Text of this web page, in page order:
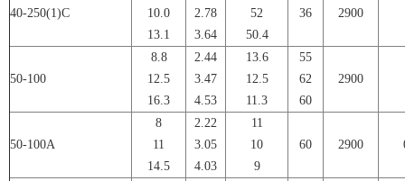
40-250(1)C
10.0
13.1
2.78
3.64
52
50.4
36 2900
50-100
8.8
12.5
16.3
2.44
3.47
4.53
13.6
12.5
11.3
55
62
60
2900
50-100A
8
11
14.5
2.22
3.05
4.03
11
10
9
60 2900